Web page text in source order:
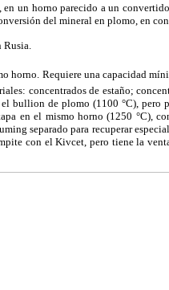
un horno parecido a un
del mineral en plomo, en
Rusia.
horno. Requiere una capacidad
concentrados de estaño;
bullion de plomo (1100 °C), pero
en el mismo horno (1250 °C),
separado para recuperar
con el Kivcet, pero tiene la